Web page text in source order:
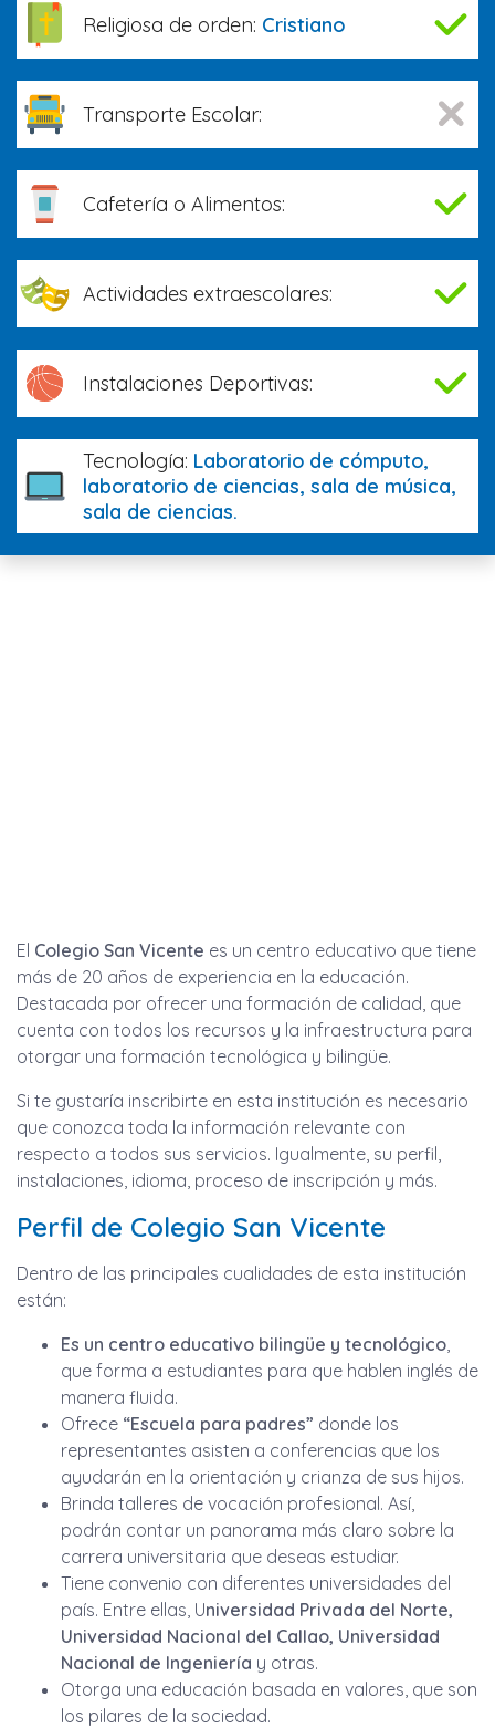
Religiosa de orden: Cristiano
Transporte Escolar:
Cafetería o Alimentos:
Actividades extraescolares:
Instalaciones Deportivas:
Tecnología: Laboratorio de cómputo,
laboratorio de ciencias, sala de música,
sala de ciencias.
El Colegio San Vicente es un centro educativo que tiene
más de 20 años de experiencia en la educación.
Destacada por ofrecer una formación de calidad, que
cuenta con todos los recursos y la infraestructura para
otorgar una formación tecnológica y bilingüe.
Si te gustaría inscribirte en esta institución es necesario
que conozca toda la información relevante con
respecto a todos sus servicios. Igualmente, su perfil,
instalaciones, idioma, proceso de inscripción y más.
Perfil de Colegio San Vicente
Dentro de las principales cualidades de esta institución
están:
Es un centro educativo bilingüe y tecnológico,
que forma a estudiantes para que hablen inglés de
manera fluida.
Ofrece “Escuela para padres” donde los
representantes asisten a conferencias que los
ayudarán en la orientación y crianza de sus hijos.
Brinda talleres de vocación profesional. Así,
podrán contar un panorama más claro sobre la
carrera universitaria que deseas estudiar.
Tiene convenio con diferentes universidades del
país. Entre ellas, Universidad Privada del Norte,
Universidad Nacional del Callao, Universidad
Nacional de Ingeniería y otras.
Otorga una educación basada en valores, que son
los pilares de la sociedad.